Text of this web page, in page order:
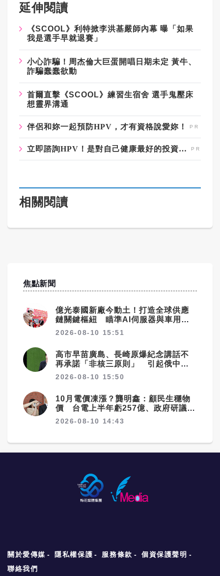
延伸閱讀
《SCOOL》利特掀李洪基嚴師內幕 曝「如果
我是選手早就退賽」
小心詐騙！周杰倫大巨蛋開唱日期未定 黃牛、
詐騙蠢蠢欲動
首爾直擊《SCOOL》練習生宿舍 選手鬼壓床
想靈界溝通
伴侶和妳一起預防HPV，才有資格說愛妳！
立即諮詢HPV！是對自己健康最好的投資，把握現在不嫌晚！
相關閱讀
焦點新聞
億光泰國新廠今動土！打造全球供應
鏈關鍵樞紐 瞄準AI伺服器與車用市
場
2026-08-10 15:51
高市早苗廣島、長崎原爆紀念講話不
再承諾「非核三原則」 引起俄中等
國警惕
2026-08-10 15:50
10月電價凍漲？龔明鑫：顧民生穩物
價 台電上半年虧257億、政府研議撥
補
2026-08-10 14:43
關於愛傳媒 隱私權保護 服務條款
個資保護聲明
聯絡我們